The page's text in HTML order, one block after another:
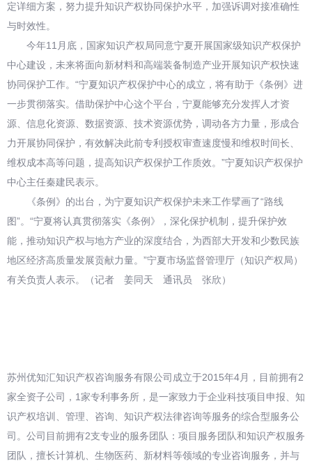
定详细方案，努力提升知识产权协同保护水平，加强诉调对接准确性
与时效性。
今年11月底，国家知识产权局同意宁夏开展国家级知识产权保护
中心建设，未来将面向新材料和高端装备制造产业开展知识产权快速
协同保护工作。“宁夏知识产权保护中心的成立，将有助于《条例》进
一步贯彻落实。借助保护中心这个平台，宁夏能够充分发挥人才资
源、信息化资源、数据资源、技术资源优势，调动各方力量，形成合
力开展协同保护，有效解决此前专利授权审查速度慢和维权时间长、
维权成本高等问题，提高知识产权保护工作质效。”宁夏知识产权保护
中心主任秦建民表示。
《条例》的出台，为宁夏知识产权保护未来工作擘画了“路线
图”。“宁夏将认真贯彻落实《条例》，深化保护机制，提升保护效
能，推动知识产权与地方产业的深度结合，为西部大开发和少数民族
地区经济高质量发展贡献力量。”宁夏市场监督管理厅（知识产权局）
有关负责人表示。（记者 姜同天 通讯员 张欣）
苏州优知汇知识产权咨询服务有限公司成立于2015年4月，目前拥有2
家全资子公司，1家专利事务所，是一家致力于企业科技项目申报、知
识产权培训、管理、咨询、知识产权法律咨询等服务的综合型服务公
司。公司目前拥有2支专业的服务团队：项目服务团队和知识产权服务
团队，擅长计算机、生物医药、新材料等领域的专业咨询服务，并与